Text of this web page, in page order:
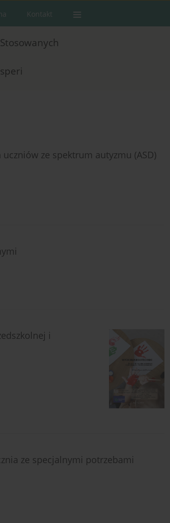
Kontakt
ze spektrum autyzmu (ASD)
i
ze specjalnymi potrzebami